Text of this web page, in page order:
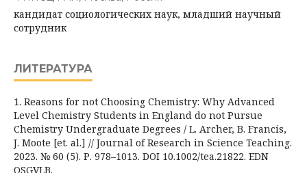
кандидат социологических наук, младший научный
сотрудник
ЛИТЕРАТУРА
1. Reasons for not Choosing Chemistry: Why Advanced
Level Chemistry Students in England do not Pursue
Chemistry Undergraduate Degrees / L. Archer, B. Francis,
J. Moote [et. al.] // Journal of Research in Science Teaching.
2023. № 60 (5). Р. 978–1013. DOI 10.1002/tea.21822. EDN
OSGVLB.